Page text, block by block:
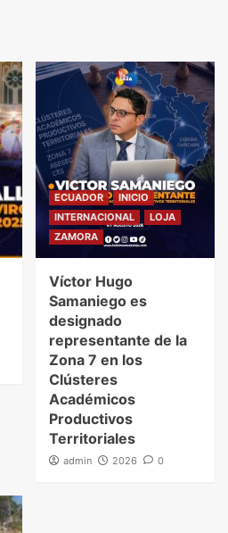
ECUADOR
INICIO
INTERNACIONAL
LOJA
ZAMORA
Víctor Hugo
Samaniego es
designado
representante de la
Zona 7 en los
Clústeres
Académicos
Productivos
Territoriales
admin 2026 0